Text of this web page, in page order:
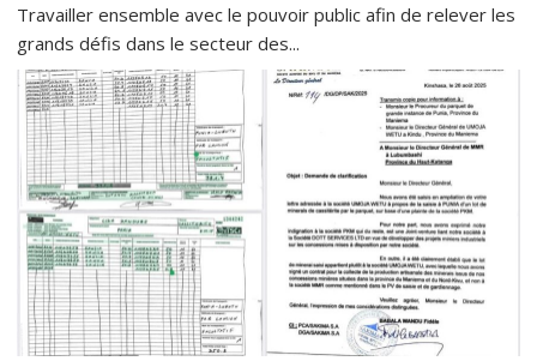
Travailler ensemble avec le pouvoir public afin de relever les
grands défis dans le secteur des...